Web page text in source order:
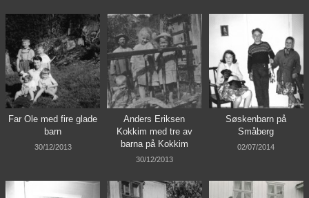
Far Ole med fire glade
barn
30/12/2013
Anders Eriksen
Kokkim med tre av
barna på Kokkim
30/12/2013
Søskenbarn på
Småberg
02/07/2014